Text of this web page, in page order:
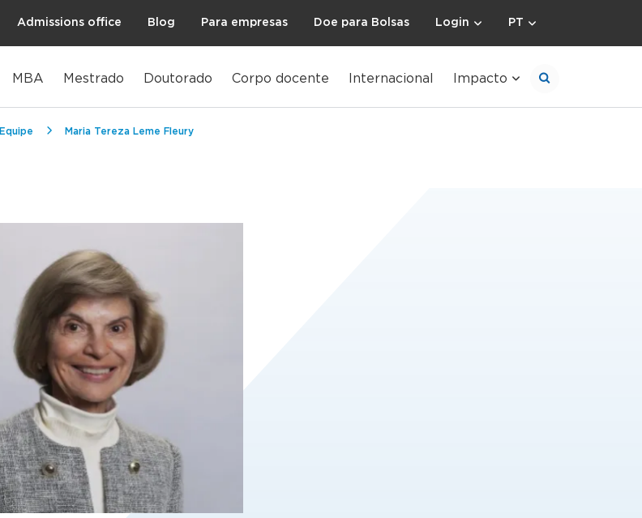
Admissions office Blog Para empresas Doe para Bolsas Login PT
MBA Mestrado Doutorado Corpo docente Internacional Impacto
Equipe Maria Tereza Leme Fleury